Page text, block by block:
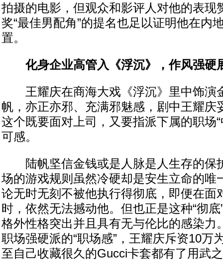
拍摄的电影，但观众和影评人对他的表现
奖“最佳男配角”的提名也足以证明他在内
置。
化身企业高管入《浮沉》，作风强硬
王耀庆在商海大戏《浮沉》里中饰演
帆，亦正亦邪、充满邪魅感，剧中王耀庆
这个既要面对上司，又要指派下属的职场
可感。
陆帆坚信金钱或是人脉是人生存的保
场的游戏规则虽然冷硬却是安生立命的唯
论无时无刻不被他执行得彻底，即便在面
时，依然无法撼动他。但也正是这种“彻
格外性格突出并且具有无与伦比的感染力
职场强硬派的“职场感”，王耀庆斥资10万
至自己收藏很久的Gucci卡套都有了用武